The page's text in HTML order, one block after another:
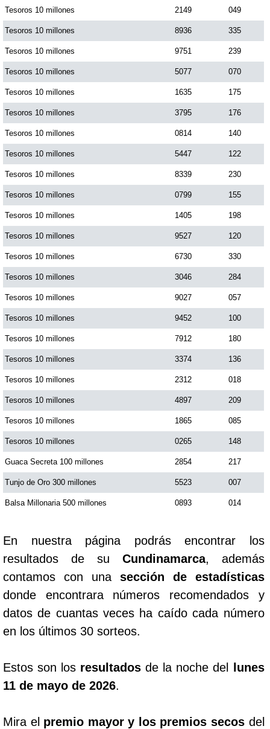
Tesoros 10 millones 2149 049
Tesoros 10 millones 8936 335
Tesoros 10 millones 9751 239
Tesoros 10 millones 5077 070
Tesoros 10 millones 1635 175
Tesoros 10 millones 3795 176
Tesoros 10 millones 0814 140
Tesoros 10 millones 5447 122
Tesoros 10 millones 8339 230
Tesoros 10 millones 0799 155
Tesoros 10 millones 1405 198
Tesoros 10 millones 9527 120
Tesoros 10 millones 6730 330
Tesoros 10 millones 3046 284
Tesoros 10 millones 9027 057
Tesoros 10 millones 9452 100
Tesoros 10 millones 7912 180
Tesoros 10 millones 3374 136
Tesoros 10 millones 2312 018
Tesoros 10 millones 4897 209
Tesoros 10 millones 1865 085
Tesoros 10 millones 0265 148
Guaca Secreta 100 millones 2854 217
Tunjo de Oro 300 millones 5523 007
Balsa Millonaria 500 millones 0893 014
En nuestra página podrás encontrar los
resultados de su Cundinamarca, además
contamos con una sección de estadísticas
donde encontrara números recomendados y
datos de cuantas veces ha caído cada número
en los últimos 30 sorteos.
Estos son los resultados de la noche del
lunes
11 de mayo de 2026.
Mira el premio mayor y los premios secosdel